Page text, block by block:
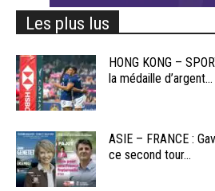
Les plus lus
HONG KONG –
la médaille d’argent...
ASIE – FRANCE :
ce second tour...